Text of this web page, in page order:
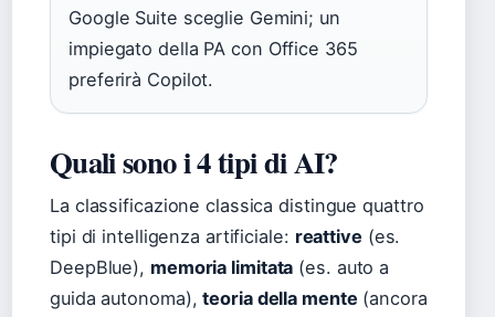
Google Suite sceglie Gemini; un
impiegato della PA con Office 365
preferirà Copilot.
Quali sono i 4 tipi di AI?
La classificazione classica distingue quattro
tipi di intelligenza artificiale: reattive(es.
DeepBlue), memoria limitata (es. auto a
guida autonoma),teoria della mente(ancora